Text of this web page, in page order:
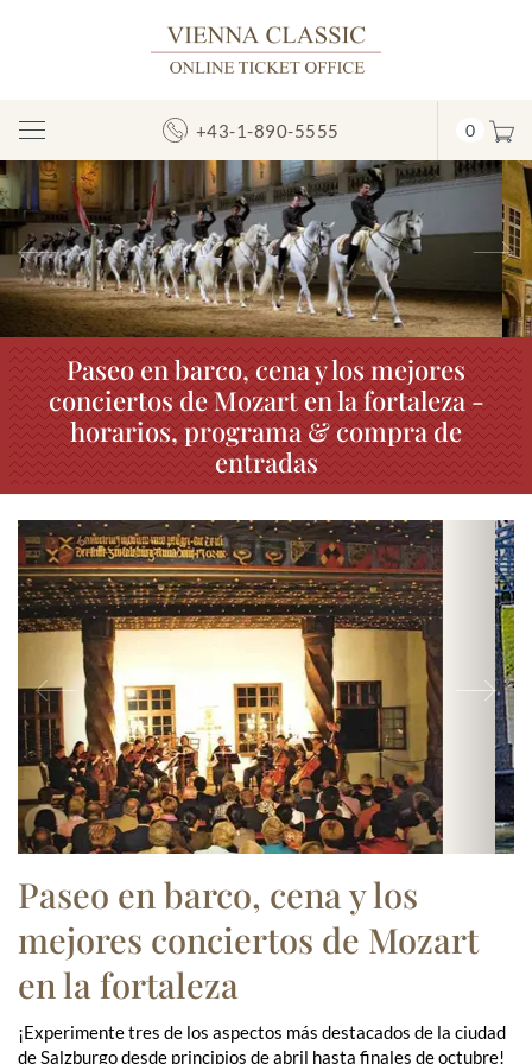
Mostrar/ocultar
la
navegación
+43-1-890-5555 0
Anterior
Paseo en barco, cena y los mejores
conciertos de Mozart en la fortaleza -
horarios, programa & compra de
entradas
Previous
Paseo en barco, cena y los
mejores conciertos de Mozart
en la fortaleza
¡Experimente tres de los aspectos más destacados de la ciudad
de Salzburgo desde principios de abril hasta finales de octubre!